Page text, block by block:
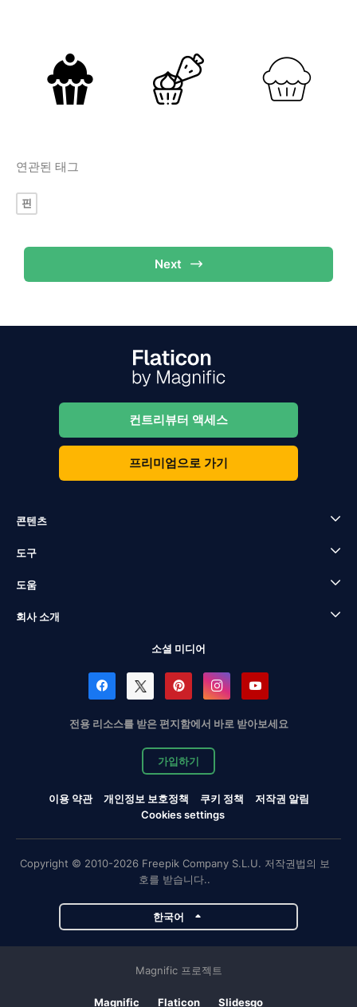
연관된 태그
핀
Next
컨트리뷰터 액세스
프리미엄으로 가기
콘텐츠
도구
도움
회사 소개
소셜 미디어
전용 리소스를 받은 편지함에서 바로 받아보세요
가입하기
이용 약관 개인정보 보호정책 쿠키 정책
저작권 알림
Cookies settings
Copyright © 2010-2026 Freepik Company S.L.U. 저작권법의 보
호를 받습니다..
한국어
Magnific 프로젝트
Magnific Flaticon Slidesgo